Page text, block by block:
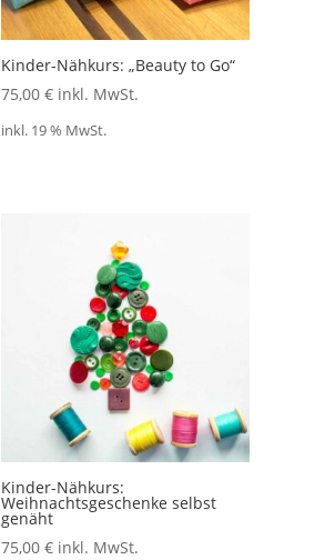
Kinder-Nähkurs: „Beauty to Go“
75,00 € inkl. MwSt.
inkl. 19 % MwSt.
Kinder-Nähkurs:
Weihnachtsgeschenke selbst
genäht
75,00 € inkl. MwSt.